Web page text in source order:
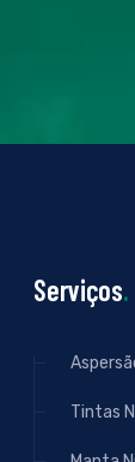
Serviços.
Tintas